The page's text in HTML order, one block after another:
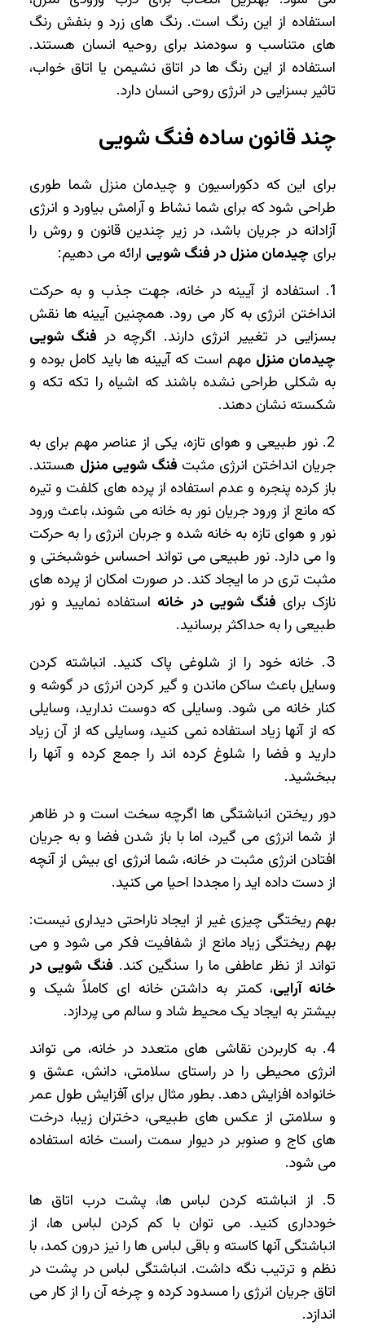
استفاده از این رنگ است. رنگ های زرد و بنفش رنگ
های متناسب و سودمند برای روحیه انسان هستند.
استفاده از این رنگ ‌ها در اتاق نشیمن یا اتاق خواب،
تاثیر بسزایی در انرژی روحی انسان دارد.
چند قانون ساده فنگ شویی
برای این که دکوراسیون و چیدمان منزل شما طوری
طراحی شود که برای شما نشاط و آرامش بیاورد و انرژی
آزادانه در جریان باشد، در زیر چندین قانون و روش را
برای چیدمان منزل در فنگ شویی ارائه می دهیم:
1. استفاده از آیینه در خانه، جهت جذب و به حرکت
انداختن انرژی به کار می ‌رود. همچنین آیینه ‌ها نقش
بسزایی در تغییر انرژی دارند. اگرچه در
فنگ شویی
چیدمان منزل
مهم است که آیینه‌ ها باید کامل بوده و
به شکلی طراحی نشده باشند که اشیاه را تکه تکه و
شکسته نشان دهند.
2. نور طبیعی و هوای تازه، یکی از عناصر مهم برای به
جریان انداختن انرژی مثبت فنگ شویی منزل هستند.
باز کرده پنجره و عدم استفاده از پرده‌ های کلفت و تیره
که مانع از ورود جریان نور به خانه می ‌شوند، باعث ورود
نور و هوای تازه به خانه شده و جربان انرژی را به حرکت
وا می دارد. نور طبیعی می تواند احساس خوشبختی و
مثبت تری در ما ایجاد کند. در صورت امکان از پرده های
نازک برای
فنگ شویی در خانه
استفاده نمایید و نور
طبیعی را به حداکثر برسانید.
3. خانه خود را از شلوغی پاک کنید. انباشته کردن
وسایل باعث ساکن ماندن و گیر کردن انرژی در گوشه و
کنار خانه می ‌شود. وسایلی که دوست ندارید، وسایلی
که از آنها زیاد استفاده نمی ‌کنید، وسایلی که از آن زیاد
دارید و فضا را شلوغ کرده ‌اند را جمع کرده و آنها را
ببخشید.
دور ریختن انباشتگی ‌ها اگرچه سخت است و در ظاهر
از شما انرژی می‌ گیرد، اما با باز شدن فضا و به جریان
افتادن انرژی مثبت در خانه، شما انرژی ‌ای بیش از آنچه
از دست داده ‌اید را مجددا احیا می ‌کنید.
بهم ریختگی چیزی غیر از ایجاد ناراحتی دیداری نیست:
بهم ریختگی زیاد مانع از شفافیت فکر می شود و می
تواند از نظر عاطفی ما را سنگین کند.
فنگ شویی در
خانه آرایی، کمتر به داشتن خانه ای کاملاً شیک و
بیشتر به ایجاد یک محیط شاد و سالم می پردازد.
4. به کاربردن نقاشی‌ های متعدد در خانه، می تواند
انرژی محیطی را در راستای سلامتی، دانش، عشق و
خانواده افزایش دهد. بطور مثال برای آفزایش طول عمر
و سلامتی از عکس ‌های طبیعی، دختران زیبا، درخت
های کاج و صنوبر در دیوار سمت راست خانه استفاده
می ‌شود.
5. از انباشته کردن لباس‌ ها، پشت درب اتاق‌ ها
خودداری کنید. می ‌توان با کم کردن لباس ها، از
انباشتگی آنها کاسته و باقی لباس‌ ها را نیز درون کمد، با
نظم و ترتیب نگه داشت. انباشتگی لباس در پشت در
اتاق جریان انرژی را مسدود کرده و چرخه آن را از کار می‌
اندازد.